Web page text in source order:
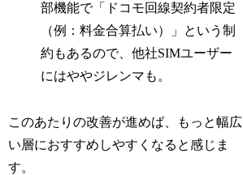
部機能で「ドコモ回線契約者限定
（例：料金合算払い）」という制
約もあるので、他社SIMユーザー
にはややジレンマも。
このあたりの改善が進めば、もっと幅広
い層におすすめしやすくなると感じま
す。